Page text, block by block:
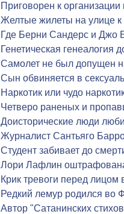
Приговорен к
Желтые жилеты на улице к
Где Берни Сандерс и Джо
Генетическая генеалогия
Самолет не был допущен
Сын обвиняется в
Наркотик или чудо
Четверо раненых и
Доисторические люди
Журналист Сантьяго
Студент забивает до
Лори Лафлин
Крик тревоги перед
Редкий лемур родился во
Автор "Сатанинских